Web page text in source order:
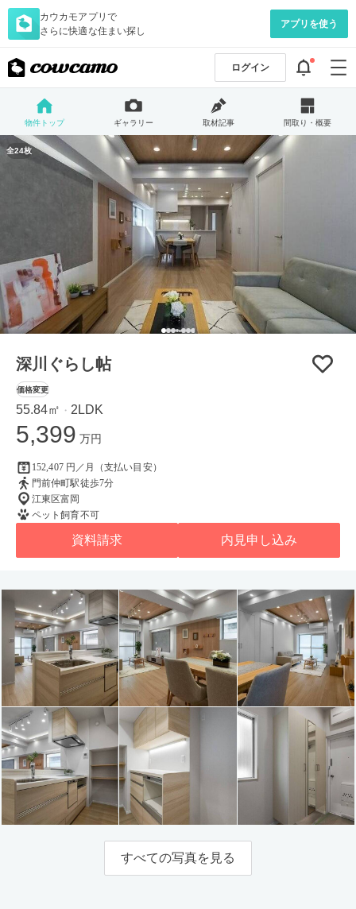
カウカモアプリで
さらに快適な住まい探し
アプリを使う
ログイン
物件トップ ギャラリー 取材記事 間取り・概要
全24枚
深川ぐらし帖
価格変更
55.84㎡ ・ 2LDK
5,399 万円
152,407 円／月（支払い目安）
門前仲町駅徒歩7分
江東区富岡
ペット飼育不可
資料請求 内見申し込み
すべての写真を見る